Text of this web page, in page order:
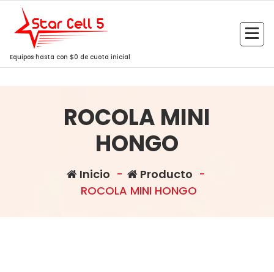
Saltar
contenido
Equipos hasta con $0 de cuota inicial
ROCOLA MINI
HONGO
Inicio - Producto -
ROCOLA MINI HONGO